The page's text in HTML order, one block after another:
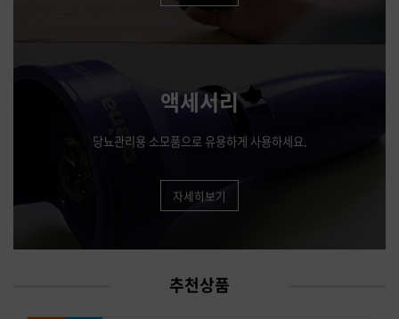
액세서리
당뇨관리용 소모품으로 유용하게 사용하세요.
자세히보기
추천상품